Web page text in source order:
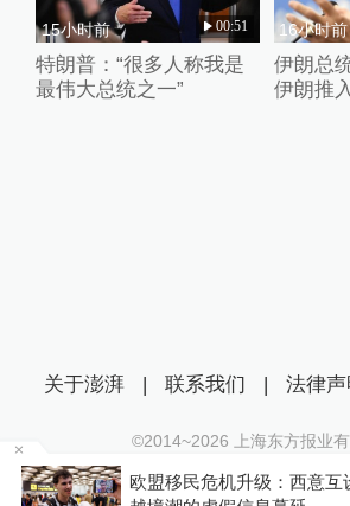
15小时前 00:51
特朗普：“很多人称我是
最伟大总统之一”
16小时前
伊朗总
伊朗推
欧盟移民危机升级：西意
关于澎湃 | 联系我们 | 法律声
©2014~2026 上海东方报业
沪ICP证：沪B2-20170116 | 沪ICP
互联网新闻信息服务许可证：